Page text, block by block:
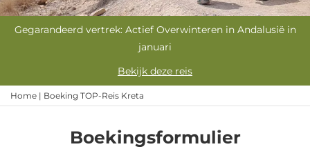
Gegarandeerd vertrek: Actief Overwinteren in Andalusië in
januari
Bekijk deze reis
Home | Boeking TOP-Reis Kreta
Boekingsformulier